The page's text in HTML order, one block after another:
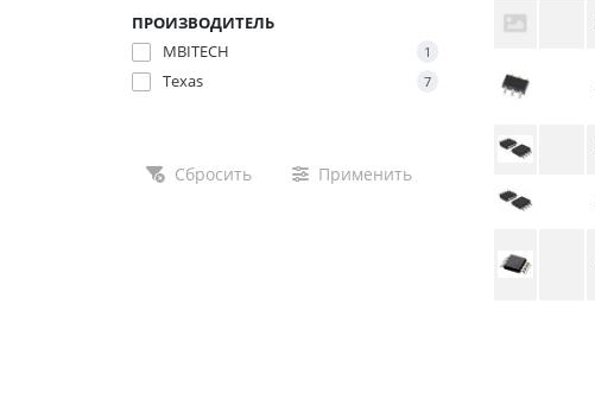
ПРОИЗВОДИТЕЛЬ
MBITECH
1
Texas 7
Сбросить Применить